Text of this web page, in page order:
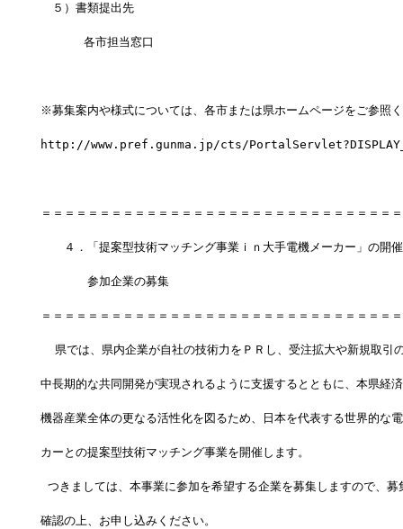
５）書類提出先
      各市担当窓口
※募集案内や様式については、各市または県ホームページをご参照
http://www.pref.gunma.jp/cts/
＝＝＝＝＝＝＝＝＝＝＝＝＝＝＝＝＝＝＝＝＝＝＝＝＝＝＝＝＝＝
４．「提案型技術マッチング事業ｉｎ大手電機メーカー」の開
参加企業の募集
＝＝＝＝＝＝＝＝＝＝＝＝＝＝＝＝＝＝＝＝＝＝＝＝＝＝＝＝＝＝
県では、県内企業が自社の技術力をＰＲし、受注拡大や新規取引
中長期的な共同開発が実現されるように支援するとともに、本県経
機器産業全体の更なる活性化を図るため、日本を代表する世界的な
カーとの提案型技術マッチング事業を開催します。
つきましては、本事業に参加を希望する企業を募集しますので、
確認の上、お申し込みください。